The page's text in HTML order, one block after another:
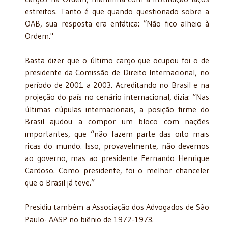
estreitos. Tanto é que quando questionado sobre a
OAB, sua resposta era enfática: “Não fico alheio à
Ordem."
Basta dizer que o último cargo que ocupou foi o de
presidente da Comissão de Direito Internacional, no
período de 2001 a 2003. Acreditando no Brasil e na
projeção do país no cenário internacional, dizia: “Nas
últimas cúpulas internacionais, a posição firme do
Brasil ajudou a compor um bloco com nações
importantes, que “não fazem parte das oito mais
ricas do mundo. Isso, provavelmente, não devemos
ao governo, mas ao presidente Fernando Henrique
Cardoso. Como presidente, foi o melhor chanceler
que o Brasil já teve.”
Presidiu também a Associação dos Advogados de São
Paulo- AASP no biênio de 1972-1973.